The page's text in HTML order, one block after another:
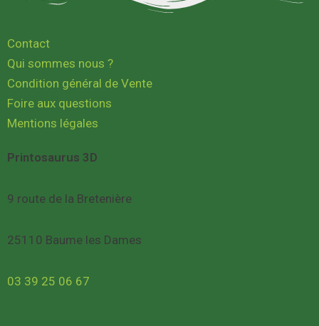
Contact
Qui sommes nous ?
Condition général de Vente
Foire aux questions
Mentions légales
Printosaurus 3D
9 route de la Bretenière
25110 Baume les Dames
03 39 25 06 67